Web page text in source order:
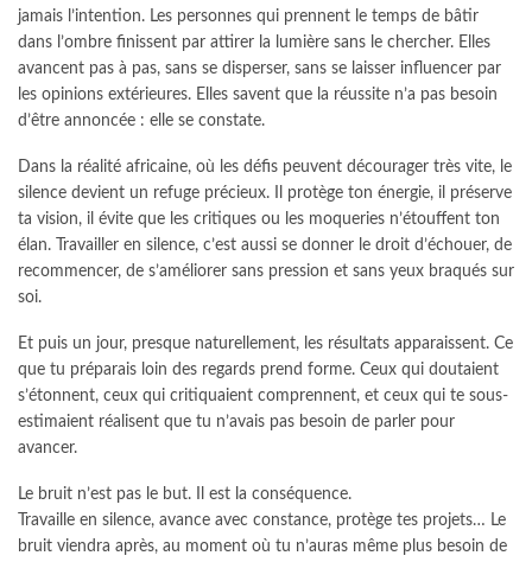
jamais l’intention. Les personnes qui prennent le temps de bâtir
dans l’ombre finissent par attirer la lumière sans le chercher. Elles
avancent pas à pas, sans se disperser, sans se laisser influencer par
les opinions extérieures. Elles savent que la réussite n’a pas besoin
d’être annoncée : elle se constate.
Dans la réalité africaine, où les défis peuvent décourager très vite, le
silence devient un refuge précieux. Il protège ton énergie, il préserve
ta vision, il évite que les critiques ou les moqueries n’étouffent ton
élan. Travailler en silence, c’est aussi se donner le droit d’échouer, de
recommencer, de s’améliorer sans pression et sans yeux braqués sur
soi.
Et puis un jour, presque naturellement, les résultats apparaissent. Ce
que tu préparais loin des regards prend forme. Ceux qui doutaient
s’étonnent, ceux qui critiquaient comprennent, et ceux qui te sous-
estimaient réalisent que tu n’avais pas besoin de parler pour
avancer.
Le bruit n’est pas le but. Il est la conséquence.
Travaille en silence, avance avec constance, protège tes projets… Le
bruit viendra après, au moment où tu n’auras même plus besoin de